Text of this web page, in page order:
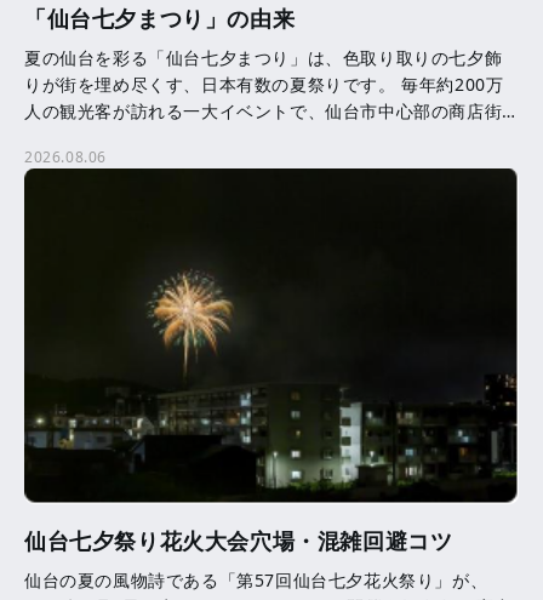
「仙台七夕まつり」の由来
夏の仙台を彩る「仙台七夕まつり」は、色取り取りの七夕飾
りが街を埋め尽くす、日本有数の夏祭りです。 毎年約200万
人の観光客が訪れる一大イベントで、仙台市中心部の商店街
2026.08.06
仙台七夕祭り花火大会穴場・混雑回避コツ
仙台の夏の風物詩である「第57回仙台七夕花火祭り」が、